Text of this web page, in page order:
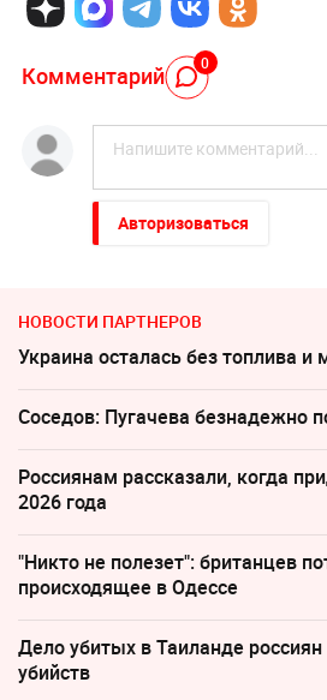
Комментарий 0
Авторизоваться
НОВОСТИ ПАРТНЕРОВ
Украина осталась без топлива и
Соседов: Пугачева безнадежно
Россиянам рассказали, когда
2026 года
"Никто не полезет": британцев
происходящее в Одессе
Дело убитых в Таиланде
убийств